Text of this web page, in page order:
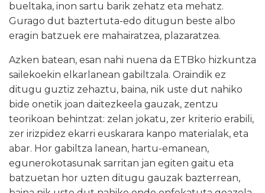
bueltaka, inon sartu barik zehatz eta mehatz.
Gurago dut baztertuta-edo ditugun beste albo
eragin batzuek ere mahairatzea, plazaratzea.
Azken batean, esan nahi nuena da ETBko hizkuntza
sailekoekin elkarlanean gabiltzala. Oraindik ez
ditugu guztiz zehaztu, baina, nik uste dut nahiko
bide onetik joan daitezkeela gauzak, zentzu
teorikoan behintzat: zelan jokatu, zer kriterio erabili,
zer irizpidez ekarri euskarara kanpo materialak, eta
abar. Hor gabiltza lanean, hartu-emanean,
egunerokotasunak sarritan jan egiten gaitu eta
batzuetan hor uzten ditugu gauzak bazterrean,